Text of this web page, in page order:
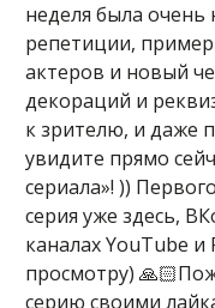
неделя была
репетиции,
актеров и новый
декораций и
к зрителю, и даже
увидите прямо
сериала»! ))
серия уже здесь,
каналах YouTube
просмотру)
серию своими